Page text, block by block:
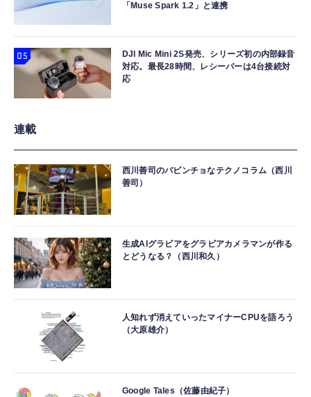
「Muse Spark 1.2」と連携
DJI Mic Mini 2S発売、シリーズ初の内部録音
対応。最長28時間、レシーバーは4台接続対
応
連載
西川善司のバビンチョなテクノコラム（西川
善司）
生成AIグラビアをグラビアカメラマンが作る
とどうなる？（西川和久）
人知れず消えていったマイナーCPUを語ろう
（大原雄介）
Google Tales（佐藤由紀子）